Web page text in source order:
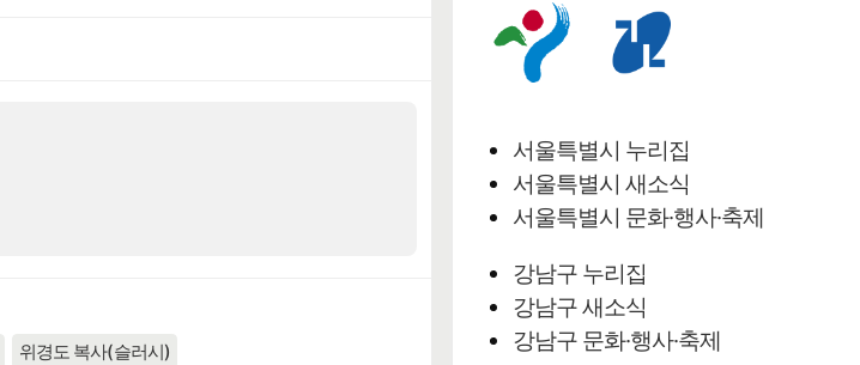
위경도 복사(슬러시)
서울특별시 누리집
서울특별시 새소식
서울특별시 문화·행사·축제
강남구 누리집
강남구 새소식
강남구 문화·행사·축제